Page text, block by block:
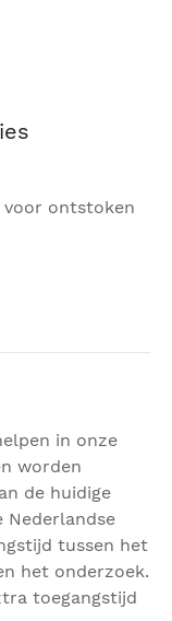
voor ontstoken
oog.
het
is
conjunctivitis.
virus of een
ogen'
omgeving
in onze
worden
de huidige
Nederlandse
tussen het
het onderzoek.
toegangstijd